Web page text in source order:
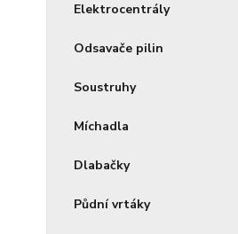
Elektrocentrály
Odsavače pilin
Soustruhy
Míchadla
Dlabačky
Půdní vrtáky